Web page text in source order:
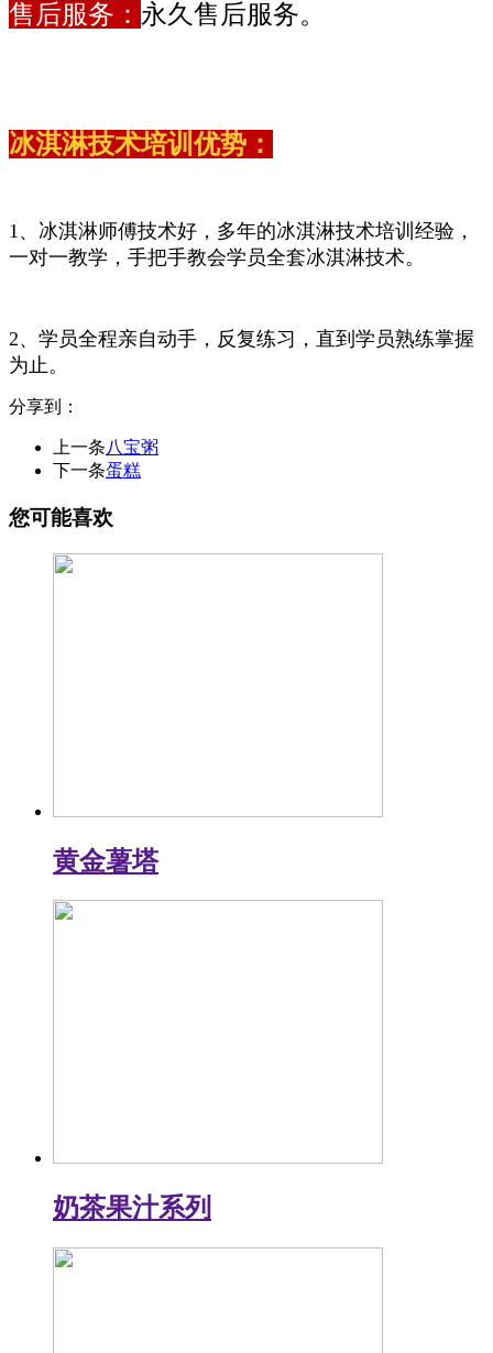
售后服务： 永久售后服务。
冰淇淋技术培训优势：
1、冰淇淋师傅技术好，多年的冰淇淋技术培训经验，
一对一教学，手把手教会学员全套冰淇淋技术。
2、学员全程亲自动手，反复练习，直到学员熟练掌握
为止。
分享到：
上一条八宝粥
下一条蛋糕
您可能喜欢
黄金薯塔
奶茶果汁系列